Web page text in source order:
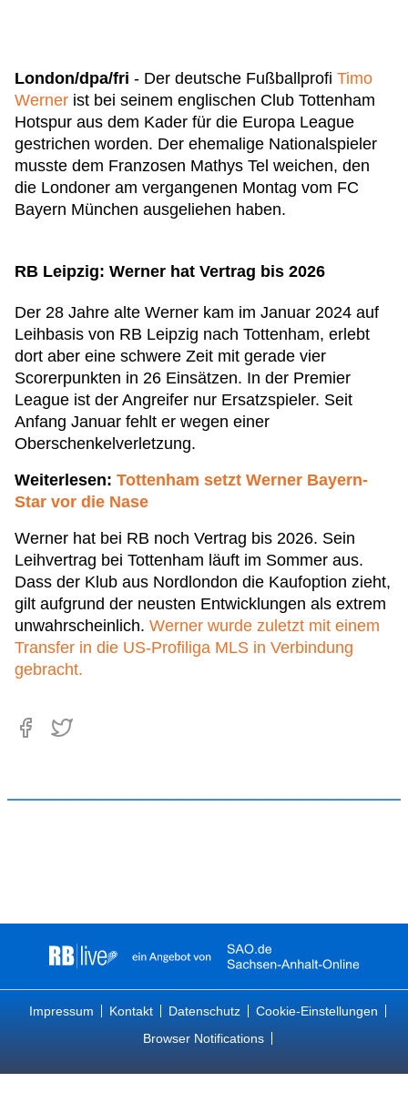
London/dpa/fri - Der deutsche Fußballprofi Timo
Werner ist bei seinem englischen Club Tottenham
Hotspur aus dem Kader für die Europa League
gestrichen worden. Der ehemalige Nationalspieler
musste dem Franzosen Mathys Tel weichen, den
die Londoner am vergangenen Montag vom FC
Bayern München ausgeliehen haben.
RB Leipzig: Werner hat Vertrag bis 2026
Der 28 Jahre alte Werner kam im Januar 2024 auf
Leihbasis von RB Leipzig nach Tottenham, erlebt
dort aber eine schwere Zeit mit gerade vier
Scorerpunkten in 26 Einsätzen. In der Premier
League ist der Angreifer nur Ersatzspieler. Seit
Anfang Januar fehlt er wegen einer
Oberschenkelverletzung.
Weiterlesen: Tottenham setzt Werner Bayern-
Star vor die Nase
Werner hat bei RB noch Vertrag bis 2026. Sein
Leihvertrag bei Tottenham läuft im Sommer aus.
Dass der Klub aus Nordlondon die Kaufoption zieht,
gilt aufgrund der neusten Entwicklungen als extrem
unwahrscheinlich. Werner wurde zuletzt mit einem
Transfer in die US-Profiliga MLS in Verbindung
gebracht.
Impressum Kontakt Datenschutz
Cookie-Einstellungen
Browser Notifications